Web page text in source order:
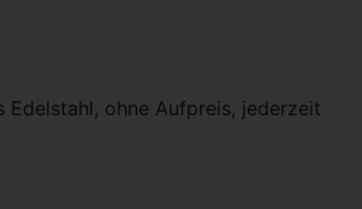
Edelstahl, ohne Aufpreis, jederzeit
(Drittanbieter) geteilt, um z.B.
speichern